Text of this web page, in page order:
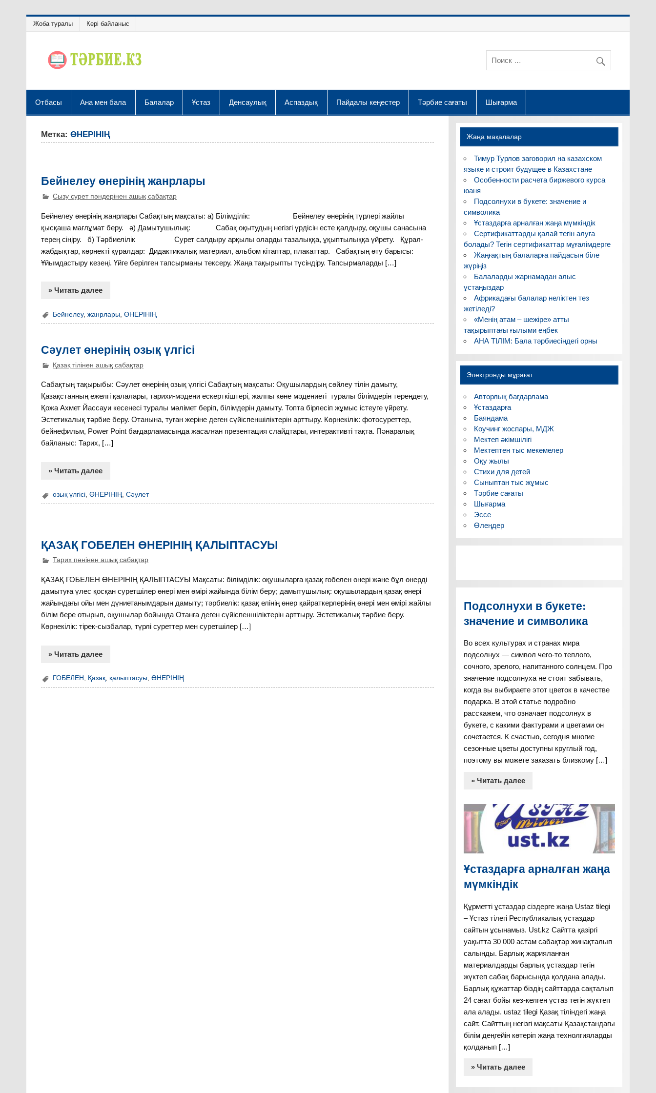
Жоба туралы Кері байланыс
Отбасы Ана мен бала Балалар Ұстаз Денсаулық Аспаздық Пайдалы кеңестер Тәрбие сағаты Шығарма
Метка:ӨНЕРІНІҢ
Бейнелеу өнерінің жанрлары
Сызу сурет пәндерінен ашық сабақтар
Бейнелеу өнерінің жанрлары Сабақтың мақсаты: а) Білімділік: Бейнелеу өнерінің түрлері жайлы
қысқаша мағлұмат беру. ә) Дамытушылық: Сабақ оқытудың негізгі үрдісін есте қалдыру, оқушы санасына
терең сіңіру. б) Тәрбиелілік Сурет салдыру арқылы оларды тазалыққа, ұқыптылыққа үйрету. Құрал-
жабдықтар, көрнекті құралдар: Дидактикалық материал, альбом кітаптар, плакаттар. Сабақтың өту барысы:
Ұйымдастыру кезеңі. Үйге берілген тапсырманы тексеру. Жаңа тақырыпты түсіндіру. Тапсырмаларды […]
» Читать далее
Бейнелеу,жанрлары ,ӨНЕРІНІҢ
Сәулет өнерінің озық үлгісі
Қазақ тілінен ашық сабақтар
Сабақтың тақырыбы: Сәулет өнерінің озық үлгісі Сабақтың мақсаты: Оқушылардың сөйлеу тілін дамыту,
Қазақстанның ежелгі қалалары, тарихи-мәдени ескерткіштері, жалпы көне мәдениеті туралы білімдерін тереңдету,
Қожа Ахмет Йассауи кесенесі туралы мәлімет беріп, білімдерін дамыту. Топта бірлесіп жұмыс істеуге үйрету.
Эстетикалық тәрбие беру. Отанына, туған жеріне деген сүйіспеншіліктерін арттыру. Көрнекілік: фотосуреттер,
бейнефильм, Power Point бағдарламасында жасалған презентация слайдтары, интерактивті тақта. Пәнаралық
байланыс: Тарих, […]
» Читать далее
озық үлгісі,ӨНЕРІНІҢ,Сәулет
ҚАЗАҚ ГОБЕЛЕН ӨНЕРІНІҢ ҚАЛЫПТАСУЫ
Тарих пәнінен ашық сабақтар
ҚАЗАҚ ГОБЕЛЕН ӨНЕРІНІҢ ҚАЛЫПТАСУЫ Мақсаты: білімділік: оқушыларға қазақ гобелен өнері және бұл өнерді
дамытуға үлес қосқан суретшілер өнері мен өмірі жайында білім беру; дамытушылық: оқушылардың қазақ өнері
жайындағы ойы мен дүниетанымдарын дамыту; тәрбиелік: қазақ елінің өнер қайраткерлерінің өнері мен өмірі жайлы
білім бере отырып, оқушылар бойында Отанға деген сүйіспеншіліктерін арттыру. Эстетикалық тәрбие беру.
Көрнекілік: тірек-сызбалар, түрлі суреттер мен суретшілер […]
» Читать далее
ГОБЕЛЕН , Қазақ, қалыптасуы,ӨНЕРІНІҢ
Жаңа мақалалар
Тимур Турлов заговорил на казахском
языке и строит будущее в Казахстане
Особенности расчета биржевого курса
юаня
Подсолнухи в букете: значение и
символика
Ұстаздарға арналған жаңа мүмкіндік
Сертификаттарды қалай тегін алуға
болады? Тегін сертификаттар мұғалімдерге
Жаңғақтың балаларға пайдасын біле
жүріңіз
Балаларды жарнамадан алыс
ұстаңыздар
Африкадағы балалар неліктен тез
жетіледі?
«Менің атам – шежіре» атты
тақырыптағы ғылыми еңбек
АНА ТІЛІМ: Бала тәрбиесіндегі орны
Электронды мұрағат
Авторлық бағдарлама
Ұстаздарға
Баяндама
Коучинг жоспары, МДЖ
Мектеп әкімшілігі
Мектептен тыс мекемелер
Оқу жылы
Стихи для детей
Сыныптан тыс жұмыс
Тәрбие сағаты
Шығарма
Эссе
Өлеңдер
Подсолнухи в букете:
значение и символика
Во всех культурах и странах мира
подсолнух — символ чего-то теплого,
сочного, зрелого, напитанного солнцем. Про
значение подсолнуха не стоит забывать,
когда вы выбираете этот цветок в качестве
подарка. В этой статье подробно
расскажем, что означает подсолнух в
букете, с какими фактурами и цветами он
сочетается. К счастью, сегодня многие
сезонные цветы доступны круглый год,
поэтому вы можете заказать близкому […]
» Читать далее
Ұстаздарға арналған жаңа
мүмкіндік
Құрметті ұстаздар сіздерге жаңа Ustaz tilegi
– Ұстаз тілегі Республикалық ұстаздар
сайтын ұсынамыз. Ust.kz Сайтта қазіргі
уақытта 30 000 астам сабақтар жинақталып
салынды. Барлық жарияланған
материалдарды барлық ұстаздар тегін
жүктеп сабақ барысында қолдана алады.
Барлық құжаттар біздің сайттарда сақталып
24 сағат бойы кез-келген ұстаз тегін жүктеп
ала алады. ustaz tilegi Қазақ тіліндегі жаңа
сайт. Сайттың негізгі мақсаты Қазақстандағы
білім деңгейін көтеріп жаңа технолгияларды
қолданып […]
» Читать далее